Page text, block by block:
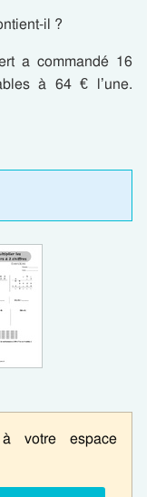
il ?
a commandé 16
à 64 € l’une.
votre espace